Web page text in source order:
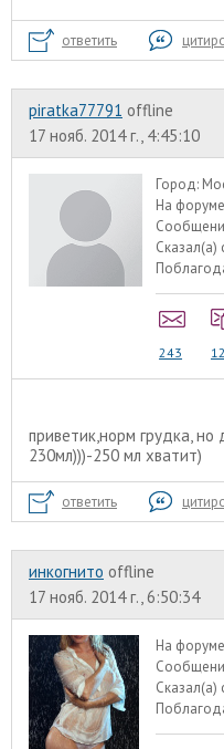
ответить
piratka77791 offline
17 нояб. 2014 г., 4:45:10
Город:
На
Сказал(а)
243 12
приветик,норм грудка,
230мл)))-250 мл хватит)
ответить
инкогнито offline
17 нояб. 2014 г., 6:50:34
На
Сказал(а)